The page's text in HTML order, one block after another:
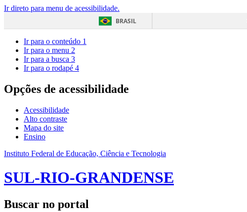
Ir direto para menu de acessibilidade.
BRASIL
Ir para o conteúdo 1
Ir para o menu 2
Ir para a busca 3
Ir para o rodapé 4
Opções de acessibilidade
Acessibilidade
Alto contraste
Mapa do site
Ensino
Instituto Federal de Educação, Ciência e Tecnologia
SUL-RIO-GRANDENSE
Buscar no portal